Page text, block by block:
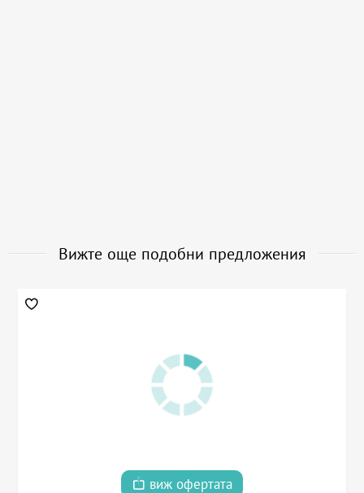
Вижте още подобни предложения
виж офертата